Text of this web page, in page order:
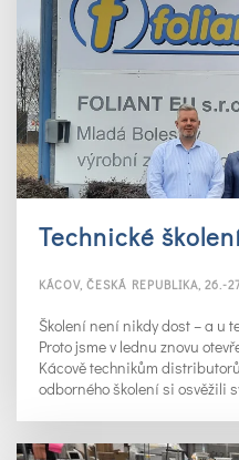
Technické
KÁCOV, ČESKÁ REPUBLIKA, 26.-
Školení není nikdy dost – a u
Proto jsme v lednu znovu
Kácově technikům
odborného školení si osvěžili